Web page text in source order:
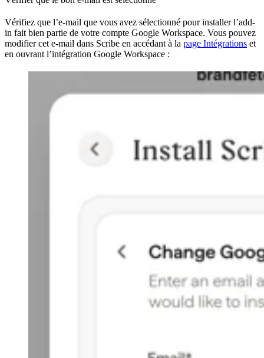
Vérifiez que l’e-mail que vous avez sélectionné pour installer l’add-
in fait bien partie de votre compte Google Workspace. Vous pouvez
modifier cet e-mail dans Scribe en accédant à la page Intégrations et
en ouvrant l’intégration Google Workspace :